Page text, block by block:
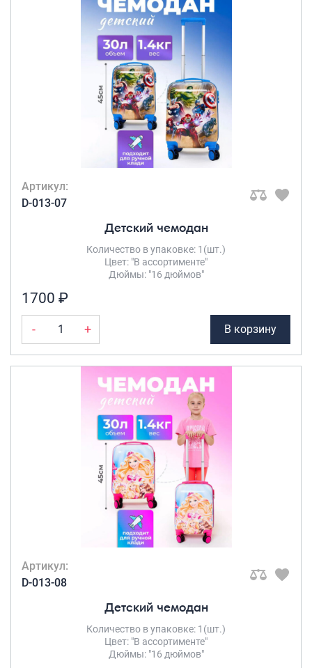
Артикул:
D-013-07
Детский чемодан
Количество в упаковке: 1(шт.)
Цвет: "В ассортименте"
Дюймы: "16 дюймов"
1700 ₽
- + В корзину
Артикул:
D-013-08
Детский чемодан
Количество в упаковке: 1(шт.)
Цвет: "В ассортименте"
Дюймы: "16 дюймов"